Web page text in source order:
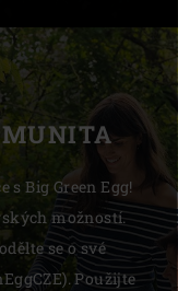
s Big Green Egg!
možností.
se o své
Použijte